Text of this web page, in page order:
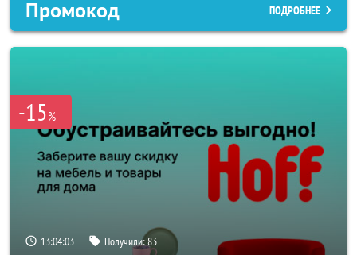
Промокод ПОДРОБНЕЕ
-15%
13:04:01 Получили:83